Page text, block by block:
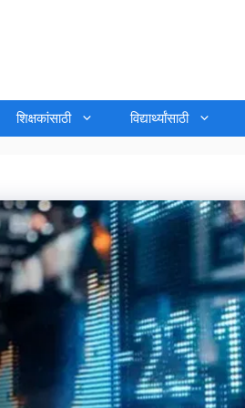
शिक्षकांसाठी विद्यार्थ्यांसाठी